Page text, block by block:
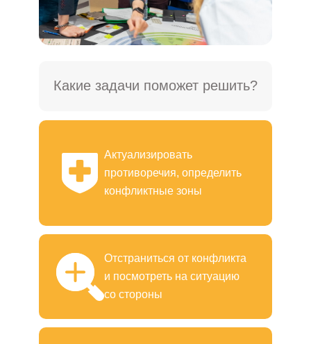
Какие задачи поможет решить?
Актуализировать
противоречия, определить
конфликтные зоны
Отстраниться от конфликта
и посмотреть на ситуацию
со стороны